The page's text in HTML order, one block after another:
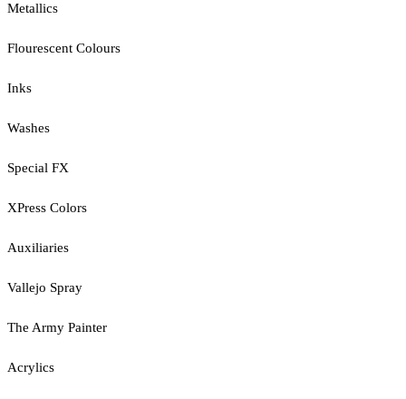
Metallics
Flourescent Colours
Inks
Washes
Special FX
XPress Colors
Auxiliaries
Vallejo Spray
The Army Painter
Acrylics